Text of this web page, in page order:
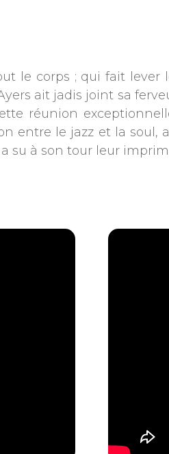
le corps ; qui fait lever
ait jadis joint sa
réunion
entre le jazz et la
su à son tour leur